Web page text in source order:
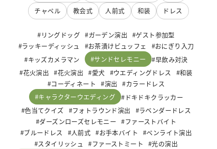
チャペル
教会式 人前式 和装 ドレス
リングドッグ ガーデン演出
ゲスト参加型
ラッキーディッシュ
お茶漬けビュッフェ
おにぎり入刀
キッズカメラマン
サンドセレモニー
早飲み対決
花火演出
花火演出 愛犬 ウエディングドレス
和装
コーディネート
演出
カラードレス
キャラクターウエディング
ドキドキクラッカー
色当てクイズ
フォトラウンド演出
ラベンダードレス
ダーズンローズセレモニー
ファーストバイト
ブルードレス
人前式 お手本バイト
ペンライト演出
スタイリッシュ
ファーストミート
光の演出